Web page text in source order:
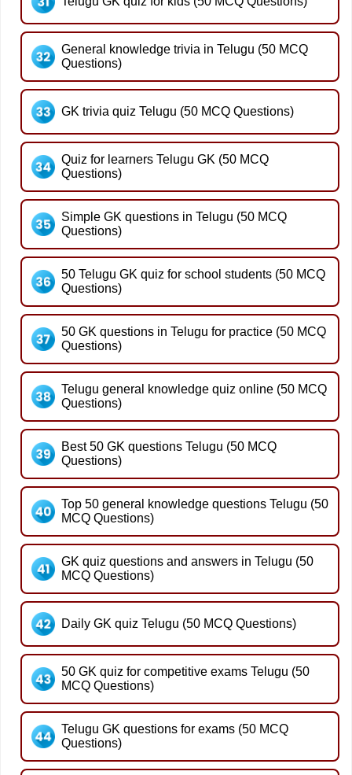
General knowledge trivia in Telugu (50 MCQ
Questions)
GK trivia quiz Telugu (50 MCQ Questions)
Quiz for learners Telugu GK (50 MCQ
Questions)
Simple GK questions in Telugu (50 MCQ
Questions)
50 Telugu GK quiz for school students (50 MCQ
Questions)
50 GK questions in Telugu for practice (50 MCQ
Questions)
Telugu general knowledge quiz online (50 MCQ
Questions)
Best 50 GK questions Telugu (50 MCQ
Questions)
Top 50 general knowledge questions Telugu (50
MCQ Questions)
GK quiz questions and answers in Telugu (50
MCQ Questions)
Daily GK quiz Telugu (50 MCQ Questions)
50 GK quiz for competitive exams Telugu (50
MCQ Questions)
Telugu GK questions for exams (50 MCQ
Questions)